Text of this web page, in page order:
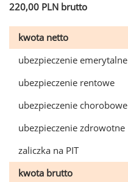
220,00 PLN brutto
kwota netto
ubezpieczenie emerytalne
ubezpieczenie rentowe
ubezpieczenie chorobowe
ubezpieczenie zdrowotne
zaliczka na PIT
kwota brutto